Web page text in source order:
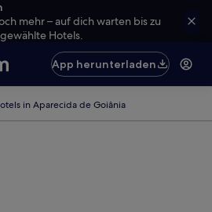
mehr – auf dich warten bis zu
Hotels.
App herunterladen
in Aparecida de Goiânia